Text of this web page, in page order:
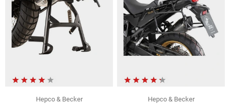
Hepco & Becker
Hepco & Becker